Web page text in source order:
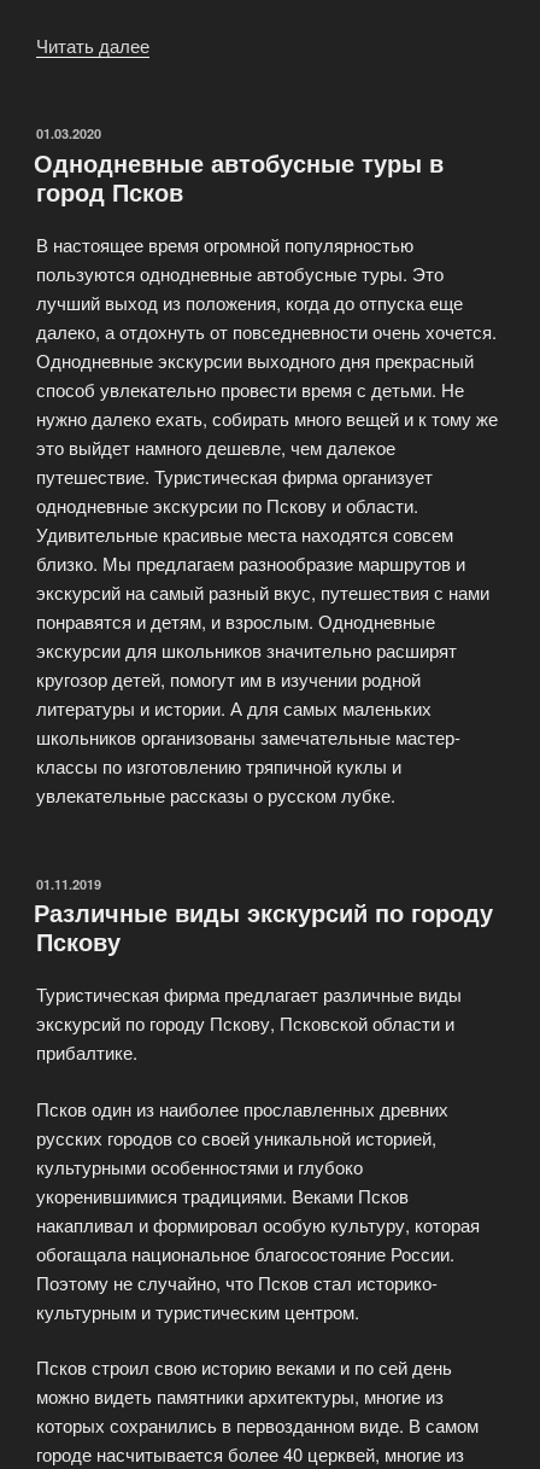
Читать далее
ОПУБЛИКОВАНО
01.03.2020
Однодневные автобусные туры в
город Псков
В настоящее время огромной популярностью
пользуются однодневные автобусные туры. Это
лучший выход из положения, когда до отпуска еще
далеко, а отдохнуть от повседневности очень хочется.
Однодневные экскурсии выходного дня прекрасный
способ увлекательно провести время с детьми. Не
нужно далеко ехать, собирать много вещей и к тому же
это выйдет намного дешевле, чем далекое
путешествие. Туристическая фирма организует
однодневные экскурсии по Пскову и области.
Удивительные красивые места находятся совсем
близко. Мы предлагаем разнообразие маршрутов и
экскурсий на самый разный вкус, путешествия с нами
понравятся и детям, и взрослым. Однодневные
экскурсии для школьников значительно расширят
кругозор детей, помогут им в изучении родной
литературы и истории. А для самых маленьких
школьников организованы замечательные мастер-
классы по изготовлению тряпичной куклы и
увлекательные рассказы о русском лубке.
ОПУБЛИКОВАНО
01.11.2019
Различные виды экскурсий по городу
Пскову
Туристическая фирма предлагает различные виды
экскурсий по городу Пскову, Псковской области и
прибалтике.
Псков один из наиболее прославленных древних
русских городов со своей уникальной историей,
культурными особенностями и глубоко
укоренившимися традициями. Веками Псков
накапливал и формировал особую культуру, которая
обогащала национальное благосостояние России.
Поэтому не случайно, что Псков стал историко-
культурным и туристическим центром.
Псков строил свою историю веками и по сей день
можно видеть памятники архитектуры, многие из
которых сохранились в первозданном виде. В самом
городе насчитывается более 40 церквей, многие из